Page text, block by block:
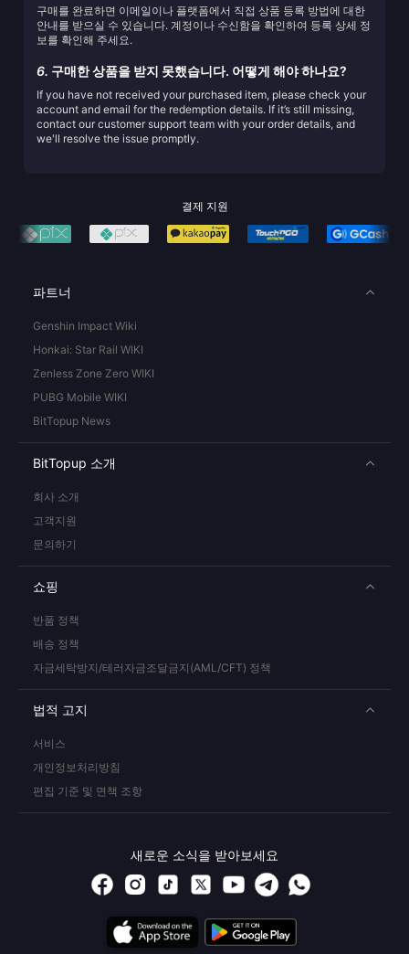
구매를 완료하면 이메일이나 플랫폼에서 직접 상품 등록 방법에 대한
안내를 받으실 수 있습니다. 계정이나 수신함을 확인하여 등록 상세 정
보를 확인해 주세요.
6. 구매한 상품을 받지 못했습니다. 어떻게 해야 하나요?
If you have not received your purchased item, please check your
account and email for the redemption details. If it’s still missing,
contact our customer support team with your order details, and
we'll resolve the issue promptly.
결제 지원
파트너
Genshin Impact Wiki
Honkai: Star Rail WIKI
Zenless Zone Zero WIKI
PUBG Mobile WIKI
BitTopup News
BitTopup 소개
회사 소개
고객지원
문의하기
쇼핑
반품 정책
배송 정책
자금세탁방지/테러자금조달금지(AML/CFT) 정책
법적 고지
서비스
개인정보처리방침
편집 기준 및 면책 조항
새로운 소식을 받아보세요